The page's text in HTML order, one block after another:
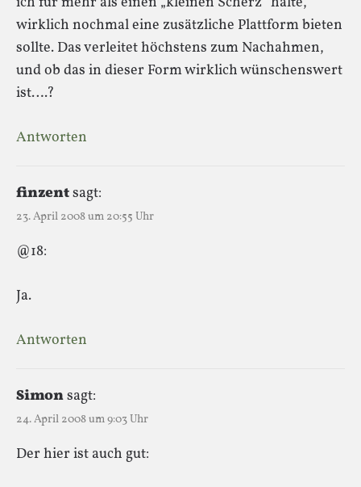
wirklich nochmal eine zusätzliche Plattform bieten
sollte. Das verleitet höchstens zum Nachahmen,
und ob das in dieser Form wirklich wünschenswert
ist….?
Antworten
finzentsagt:
23. April 2008 um 20:55 Uhr
@18:
Ja.
Antworten
Simonsagt:
24. April 2008 um 9:03 Uhr
Der hier ist auch gut: